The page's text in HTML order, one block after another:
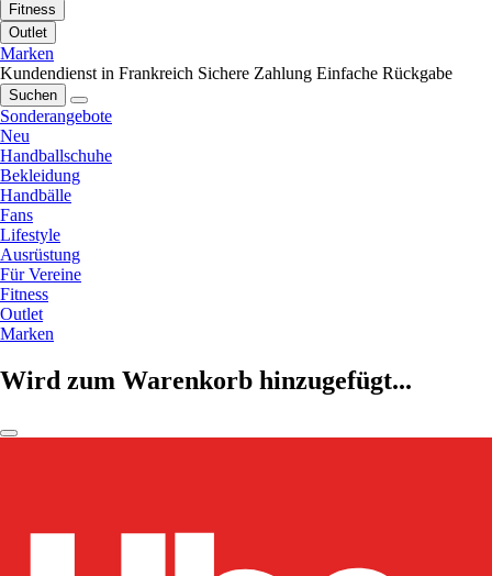
Fitness
Outlet
Marken
Kundendienst in Frankreich Sichere Zahlung Einfache Rückgabe
Suchen
Sonderangebote
Neu
Handballschuhe
Bekleidung
Handbälle
Fans
Lifestyle
Ausrüstung
Für Vereine
Fitness
Outlet
Marken
Wird zum Warenkorb hinzugefügt...